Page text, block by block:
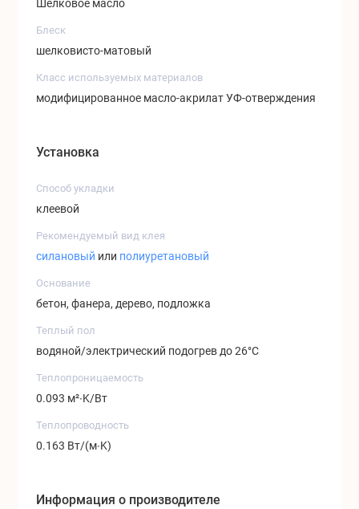
Шелковое масло
Блеск
шелковисто-матовый
Класс используемых материалов
модифицированное масло-акрилат УФ-отверждения
Установка
Способ укладки
клеевой
Рекомендуемый вид клея
силановый или полиуретановый
Основание
бетон, фанера, дерево, подложка
Теплый пол
водяной/электрический подогрев до 26°C
Теплопроницаемость
0.093 м²∙K/Вт
Теплопроводность
0.163 Вт/(м∙K)
Информация о производителе